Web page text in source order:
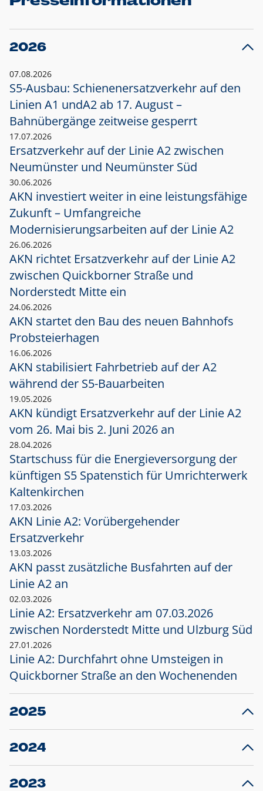
2026
07.08.2026
S5-Ausbau: Schienenersatzverkehr auf den
Linien A1 undA2 ab 17. August –
Bahnübergänge zeitweise gesperrt
17.07.2026
Ersatzverkehr auf der Linie A2 zwischen
Neumünster und Neumünster Süd
30.06.2026
AKN investiert weiter in eine leistungsfähige
Zukunft – Umfangreiche
Modernisierungsarbeiten auf der Linie A2
26.06.2026
AKN richtet Ersatzverkehr auf der Linie A2
zwischen Quickborner Straße und
Norderstedt Mitte ein
24.06.2026
AKN startet den Bau des neuen Bahnhofs
Probsteierhagen
16.06.2026
AKN stabilisiert Fahrbetrieb auf der A2
während der S5-Bauarbeiten
19.05.2026
AKN kündigt Ersatzverkehr auf der Linie A2
vom 26. Mai bis 2. Juni 2026 an
28.04.2026
Startschuss für die Energieversorgung der
künftigen S5 Spatenstich für Umrichterwerk
Kaltenkirchen
17.03.2026
AKN Linie A2: Vorübergehender
Ersatzverkehr
13.03.2026
AKN passt zusätzliche Busfahrten auf der
Linie A2 an
02.03.2026
Linie A2: Ersatzverkehr am 07.03.2026
zwischen Norderstedt Mitte und Ulzburg Süd
27.01.2026
Linie A2: Durchfahrt ohne Umsteigen in
Quickborner Straße an den Wochenenden
2025
23.12.2025
Projekt S5: Start der Bauarbeiten am
2024
10.12.2024
Großprojekt S5: Sperrung der Bahnstraße in
2023